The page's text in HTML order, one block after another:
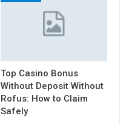
Top Casino Bonus
Without Deposit Without
Rofus: How to Claim
Safely